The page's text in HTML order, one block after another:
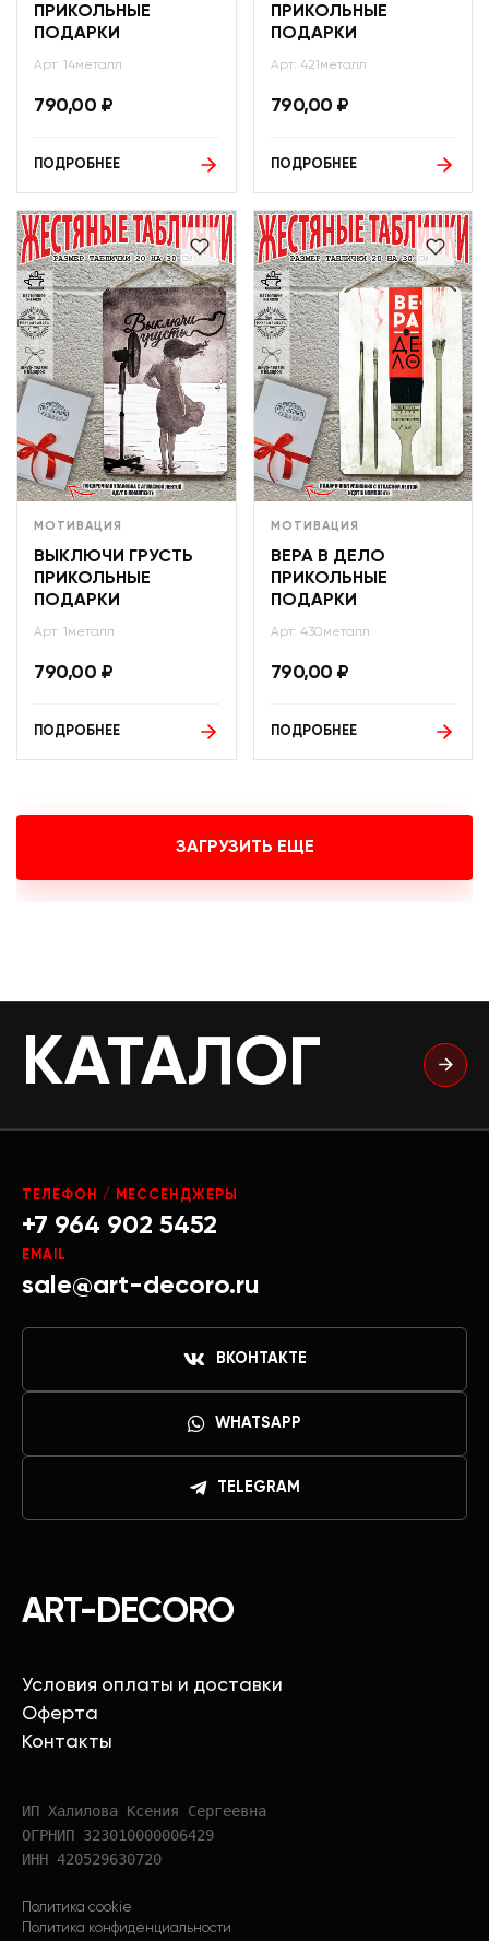
ПРИКОЛЬНЫЕ
ПОДАРКИ
Арт: 14металл
790,00 ₽
ПОДРОБНЕЕ
ПРИКОЛЬНЫЕ
ПОДАРКИ
Арт: 421металл
790,00 ₽
ПОДРОБНЕЕ
МОТИВАЦИЯ
ВЫКЛЮЧИ ГРУСТЬ
ПРИКОЛЬНЫЕ
ПОДАРКИ
Арт: 1металл
790,00 ₽
ПОДРОБНЕЕ
МОТИВАЦИЯ
ВЕРА В ДЕЛО
ПРИКОЛЬНЫЕ
ПОДАРКИ
Арт: 430металл
790,00 ₽
ПОДРОБНЕЕ
ЗАГРУЗИТЬ ЕЩЕ
КАТАЛОГ
ART-DECORO
Условия оплаты и доставки
Оферта
Контакты
ИП Халилова Ксения Сергеевна
ОГРНИП 323010000006429
ИНН 420529630720
Политика cookie
Политика конфиденциальности
ТЕЛЕФОН / МЕССЕНДЖЕРЫ
+7 964 902 5452
EMAIL
sale@art-decoro.ru
ВКОНТАКТЕ
WHATSAPP
TELEGRAM